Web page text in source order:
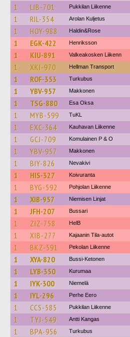
1 LIB-701 Pukkilan Liikenne
1 RIL-354 Arolan Kuljetus
1 HOY-988 Haldin&Rose
1 EGK-422 Henriksson
1 KIU-891 Valkeakosken Liikenn
1 XKI-970 Hellman Transport
1 ROF-353 Turkubus
1 YBV-957 Makkonen
1 TSG-880 Esa Oksa
1 MYB-599 TuKL
1 EXC-364 Kauhavan Liikenne
1 GCJ-709 Komulainen P & O
1 YBV-957 Makkonen
1 BIY-826 Nevakivi
1 HIS-327 Koivuranta
1 BYG-592 Pohjolan Liikenne
1 XIB-957 Niemisen Linjat
1 JFH-207 Bussari
1 ZIZ-758 HelB
1 XIB-277 Kajaanin Tila-autot
1 BKZ-591 Pekolan Liikenne
1 XYA-820 Bussi-Ketonen
1 LYB-350 Kurumaa
1 IYK-300 Niemelä
1 IYL-296 Perhe Eero
1 CCS-585 Pukkilan Liikenne
1 TYJ-549 Antti Kangas
1 BPA-956 Turkubus